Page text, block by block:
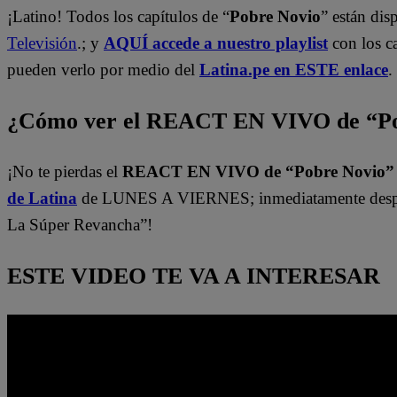
¡Latino! Todos los capítulos de “Pobre Novio” están
Televisión.; y AQUÍ accede a nuestro playlist con los
pueden verlo por medio del Latina.pe en ESTE enlace.
¿Cómo ver el REACT EN VIVO de
¡No te pierdas el REACT EN VIVO de “Pobre
de Latina de LUNES A VIERNES; inmediatamente
La Súper Revancha”!
ESTE VIDEO TE VA A INTERESAR